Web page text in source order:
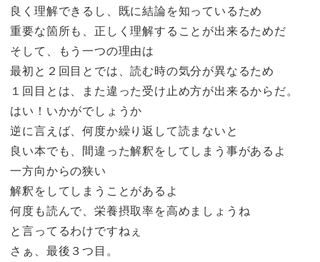
良く理解できるし、既に結論を知っているため
重要な箇所も、正しく理解することが出来るためだ
そして、もう一つの理由は
最初と２回目とでは、読む時の気分が異なるため
１回目とは、また違った受け止め方が出来るからだ。
はい！いかがでしょうか
逆に言えば、何度か繰り返して読まないと
良い本でも、間違った解釈をしてしまう事があるよ
一方向からの狭い
解釈をしてしまうことがあるよ
何度も読んで、栄養摂取率を高めましょうね
と言ってるわけですねぇ
さぁ、最後３つ目。